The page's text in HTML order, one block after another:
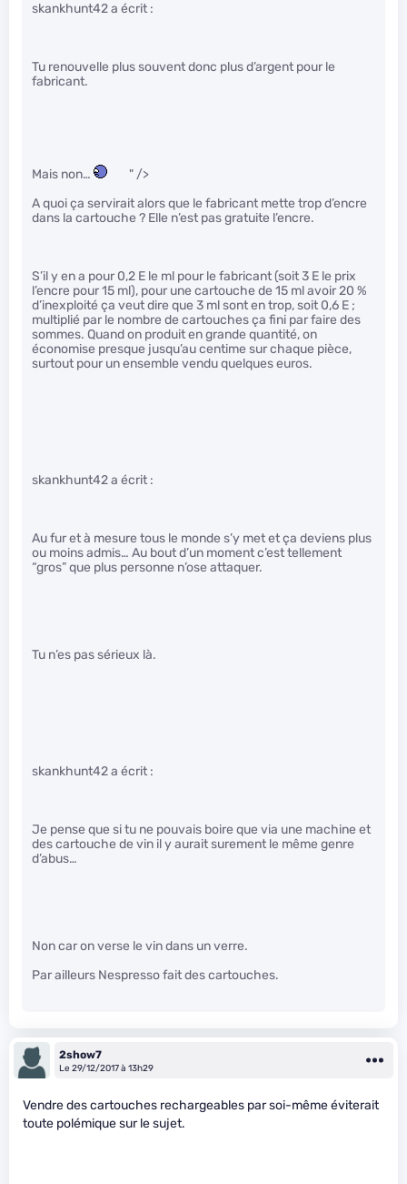
skankhunt42 a écrit :
Tu renouvelle plus souvent donc plus d’argent pour le
fabricant.
Mais non…
" />
A quoi ça servirait alors que le fabricant mette trop d’encre
dans la cartouche ? Elle n’est pas gratuite l’encre.
S’il y en a pour 0,2 E le ml pour le fabricant (soit 3 E le prix
l’encre pour 15 ml), pour une cartouche de 15 ml avoir 20 %
d’inexploité ça veut dire que 3 ml sont en trop, soit 0,6 E ;
multiplié par le nombre de cartouches ça fini par faire des
sommes. Quand on produit en grande quantité, on
économise presque jusqu’au centime sur chaque pièce,
surtout pour un ensemble vendu quelques euros.
skankhunt42 a écrit :
Au fur et à mesure tous le monde s’y met et ça deviens plus
ou moins admis… Au bout d’un moment c’est tellement
“gros” que plus personne n’ose attaquer.
Tu n’es pas sérieux là.
skankhunt42 a écrit :
Je pense que si tu ne pouvais boire que via une machine et
des cartouche de vin il y aurait surement le même genre
d’abus…
Non car on verse le vin dans un verre.
Par ailleurs Nespresso fait des cartouches.
2show7
Le 29/12/2017 à 13h29
Vendre des cartouches rechargeables par soi-même éviterait
toute polémique sur le sujet.